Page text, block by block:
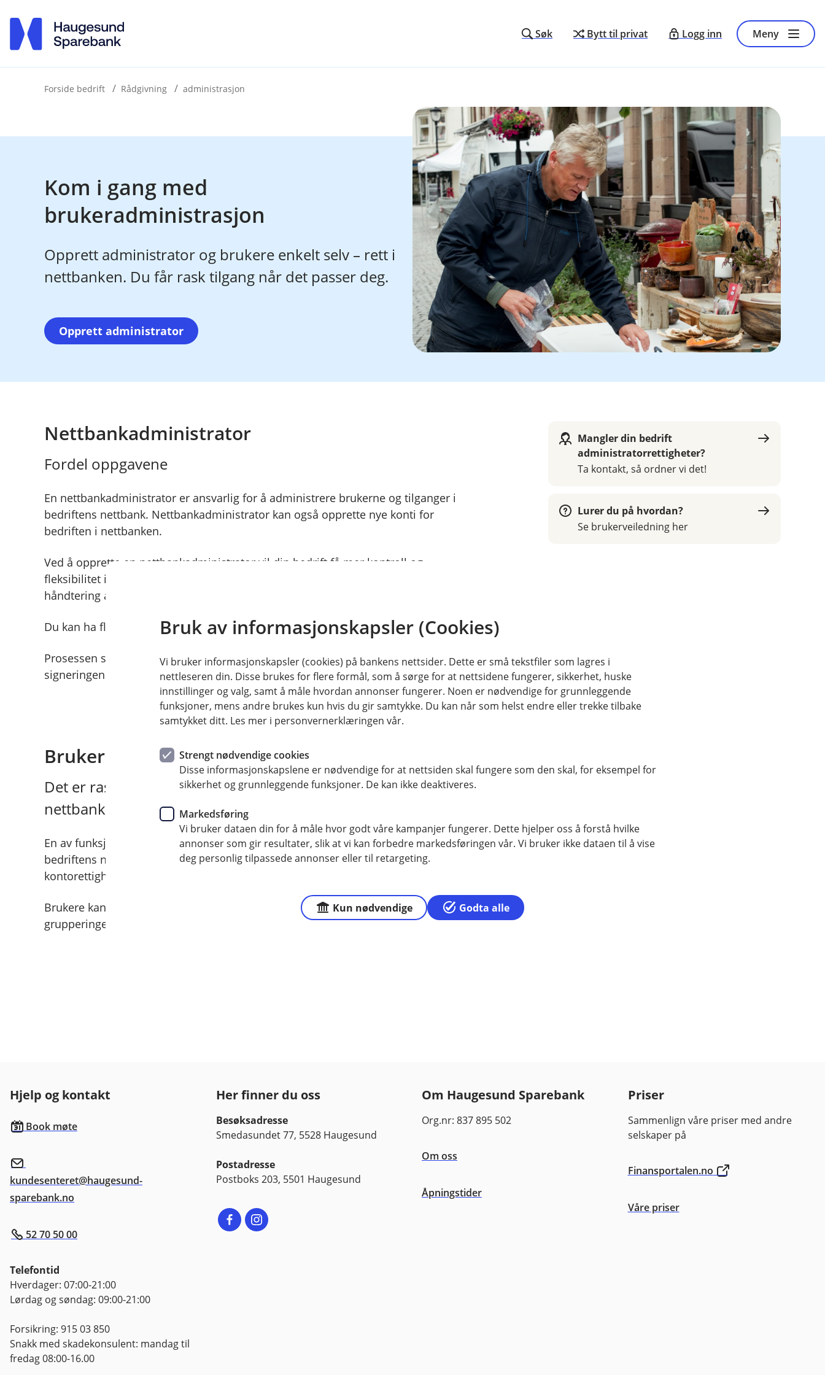
Søk Bytt til privat Logg inn Meny
Forside bedrift Rådgivning administrasjon
Kom i gang med
brukeradministrasjon
Opprett administrator og brukere enkelt selv – rett i
nettbanken. Du får rask tilgang når det passer deg.
Opprett administrator
Nettbankadministrator
Fordel oppgavene
En nettbankadministrator er ansvarlig for å administrere brukerne og tilganger i
bedriftens nettbank. Nettbankadministrator kan også opprette nye konti for
bedriften i nettbanken.
Ved å opprette en nettbankadministrator vil din bedrift få mer kontroll og
fleksibilitet i nettbanken, noe som bidrar til en tryggere og mer effektiv
håndtering av bedriftens økonomi.
Du kan ha flere nettbankadministratorer i bedriften din.
Prosessen starter ved å følge instruksjonene i SMS-en du mottar. Fullfør
signeringen for å bekrefte administratoren.
Mangler din bedrift
administratorrettigheter?
Ta kontakt, så ordner vi det!
Lurer du på hvordan?
Se brukerveiledning her
Brukeradministrasjon
Det er raskt og enkelt å administrere brukere og tilganger i
nettbanken
En av funksjonene i nettbanken er selvbetjent brukeradministrasjon. Det betyr at
bedriftens nettbankadministrator kan opprette helt nye brukere, endre
kontorettigheter og roller på eksisterende brukere, samt slette brukere.
Brukere kan lage egne grupperinger av konti som finnes i avtalen, og bruke
grupperingen flere steder i nettbanken.
Hjelp og kontakt
Book møte
kundesenteret@haugesund-
sparebank.no
52 70 50 00
Telefontid
Hverdager: 07:00-21:00
Lørdag og søndag: 09:00-21:00
Forsikring: 915 03 850
Snakk med skadekonsulent: mandag til
fredag 08:00-16.00
Her finner du oss
Besøksadresse
Smedasundet 77, 5528 Haugesund
Postadresse
Postboks 203, 5501 Haugesund
Om Haugesund Sparebank
Org.nr: 837 895 502
Om oss
Åpningstider
Priser
Sammenlign våre priser med andre
selskaper på
Finansportalen.no
Våre priser
Bruk av informasjonskapsler (Cookies)
Vi bruker informasjonskapsler (cookies) på bankens nettsider. Dette er små tekstfiler som lagres i
nettleseren din. Disse brukes for flere formål, som å sørge for at nettsidene fungerer, sikkerhet, huske
innstillinger og valg, samt å måle hvordan annonser fungerer. Noen er nødvendige for grunnleggende
funksjoner, mens andre brukes kun hvis du gir samtykke. Du kan når som helst endre eller trekke tilbake
samtykket ditt. Les mer i personvernerklæringen vår.
Strengt nødvendige cookies
Disse informasjonskapslene er nødvendige for at nettsiden skal fungere som den skal, for eksempel for
sikkerhet og grunnleggende funksjoner. De kan ikke deaktiveres.
Markedsføring
Vi bruker dataen din for å måle hvor godt våre kampanjer fungerer. Dette hjelper oss å forstå hvilke
annonser som gir resultater, slik at vi kan forbedre markedsføringen vår. Vi bruker ikke dataen til å vise
deg personlig tilpassede annonser eller til retargeting.
Kun nødvendige Godta alle